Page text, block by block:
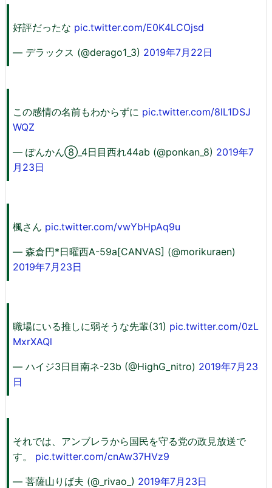
好評だったな pic.twitter.com/E0K4LCOjsd
— デラックス (@derago1_3) 2019年7月22日
この感情の名前もわからずに pic.twitter.com/8lL1DSJ
WQZ
— ぽんかん⑧_4日目西れ44ab (@ponkan_8) 2019年7
月23日
楓さん pic.twitter.com/vwYbHpAq9u
— 森倉円*日曜西A-59a[CANVAS] (@morikuraen)
2019年7月23日
職場にいる推しに弱そうな先輩(31) pic.twitter.com/0zL
MxrXAQl
— ハイジ3日目南ネ-23b (@HighG_nitro) 2019年7月23
日
それでは、アンブレラから国民を守る党の政見放送で
す。 pic.twitter.com/cnAw37HVz9
— 菩薩山りば夫 (@_rivao_) 2019年7月23日